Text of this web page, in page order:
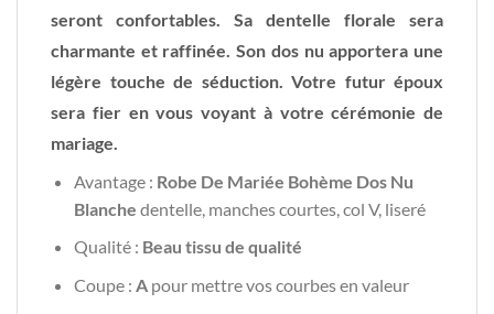
seront confortables. Sa dentelle florale sera
charmante et raffinée. Son dos nu apportera une
légère touche de séduction. Votre futur époux
sera fier en vous voyant à votre cérémonie de
mariage.
Avantage : Robe De Mariée Bohème Dos Nu
Blanche dentelle, manches courtes, col V, liseré
Qualité : Beau tissu de qualité
Coupe : A pour mettre vos courbes en valeur